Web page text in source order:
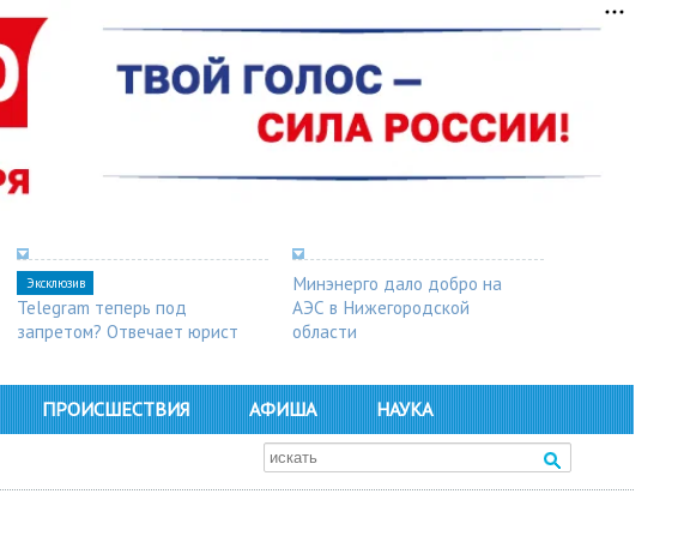
Эксклюзив
Telegram теперь под
запретом? Отвечает юрист
Минэнерго дало добро на
АЭС в Нижегородской
области
ПРОИСШЕСТВИЯ АФИША НАУКА